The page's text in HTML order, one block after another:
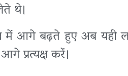
थे।
में आगे बढ़ते हुए अब यही
प्रत्यक्ष करें।